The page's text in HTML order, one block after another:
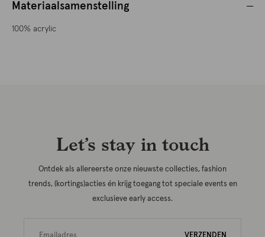
Materiaalsamenstelling
100% acrylic
Let’s stay in touch
Ontdek als allereerste onze nieuwste collecties, fashion
trends, (kortings)acties én krijg toegang tot speciale events en
exclusieve early access.